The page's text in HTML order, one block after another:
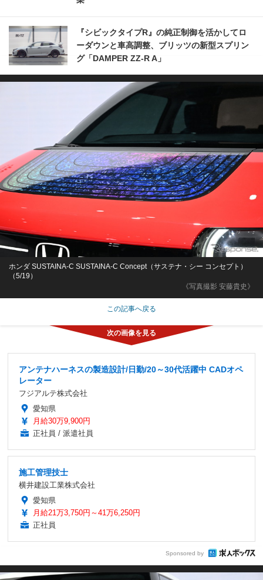
『シビックタイプR』の純正制御を活かしてロ
ーダウンと車高調整、ブリッツの新型スプリン
グ「DAMPER ZZ-R A」
《写真撮影 安藤貴史》
ホンダ SUSTAINA-C SUSTAINA-C Concept（サステナ・シー コンセプト）
（5/19）
この記事へ戻る
アンテナハーネスの製造設計/日勤/20～30代活躍中 CADオペ
レーター
フジアルテ株式会社
愛知県
月給30万9,900円
正社員 / 派遣社員
施工管理技士
横井建設工業株式会社
愛知県
月給21万3,750円～41万6,250円
正社員
Sponsored by